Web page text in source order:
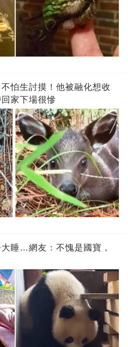
怕生討摸！他被融化想收
家下場很慘
睡…網友：不愧是國寶，